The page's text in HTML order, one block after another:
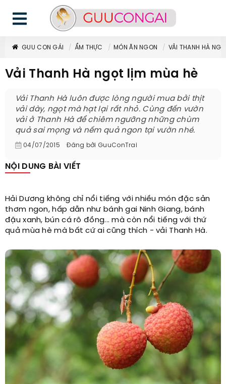
GUU CON GÁI ẨM THỰC MÓN ĂN NGON VẢI THANH HÀ
Vải Thanh Hà ngọt lịm mùa hè
Vải Thanh Hà luôn được lòng người mua bởi thịt
vải dày, ngọt mà hạt lại rất nhỏ. Cùng đến vườn
vải ở Thanh Hà để chiêm ngưỡng những chùm
quả sai mọng và nếm quả ngon tại vườn nhé.
04/07/2015 Đăng bởi GuuConTrai
NỘI DUNG BÀI VIẾT
Hải Dương không chỉ nổi tiếng với nhiều món đặc sản
thơm ngon, hấp dẫn như bánh gai Ninh Giang, bánh
đậu xanh, bún cá rô đồng... mà còn nổi tiếng với thứ
quả mùa hè mà bất cứ ai cũng thích - vải Thanh Hà.